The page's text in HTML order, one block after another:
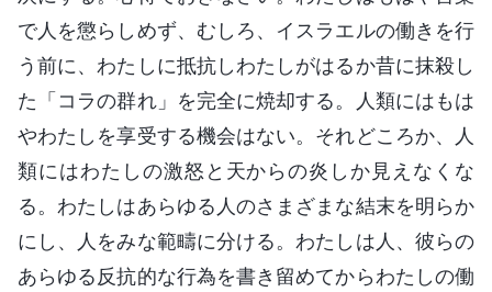
で人を懲らしめず、むしろ、イスラエルの働きを行
う前に、わたしに抵抗しわたしがはるか昔に抹殺し
た「コラの群れ」を完全に焼却する。人類にはもは
やわたしを享受する機会はない。それどころか、人
類にはわたしの激怒と天からの炎しか見えなくな
る。わたしはあらゆる人のさまざまな結末を明らか
にし、人をみな範疇に分ける。わたしは人、彼らの
あらゆる反抗的な行為を書き留めてからわたしの働